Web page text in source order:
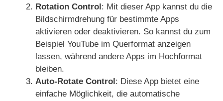
Rotation Control : Mit dieser App kannst du die
Bildschirmdrehung für bestimmte Apps
aktivieren oder deaktivieren. So kannst du zum
Beispiel YouTube im Querformat anzeigen
lassen, während andere Apps im Hochformat
bleiben.
Auto-Rotate Control : Diese App bietet eine
einfache Möglichkeit, die automatische